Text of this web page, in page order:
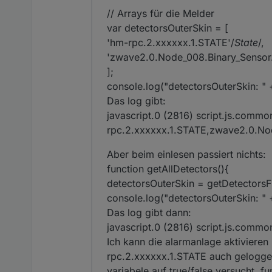
in die Liste der
wenn zum
2022-03-20 Andreas Kos Verbesserung beim Laden der Parents- und Parentsparents-Objekte und Umbau auf
aktuellen
2022-12-18 Andreas kos Korrektur beim Anlegen der States, sodass ein Neustart des Scripts eine weitere Funktion
der Anlage
// Arrays für die Melder
var detectorsOuterSkin = [
'hm-rpc.2.xxxxxx.1.STATE'/State/,
];
console.log("detectorsOuterSkin: "
Das log gibt:
javascript.0 (2816)
Aber beim einlesen passiert nichts:
function getAllDetectors(){
detectorsOuterSkin =
console.log("detectorsOuterSkin: "
Das log gibt dann:
javascript.0 (2816)
Ich kann die alarmanlage
rpc.2.xxxxxx.1.STATE auch